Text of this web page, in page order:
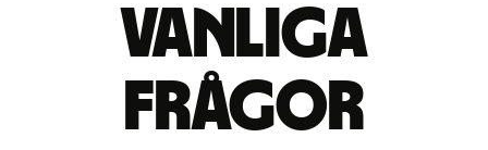
Vanliga
frågor